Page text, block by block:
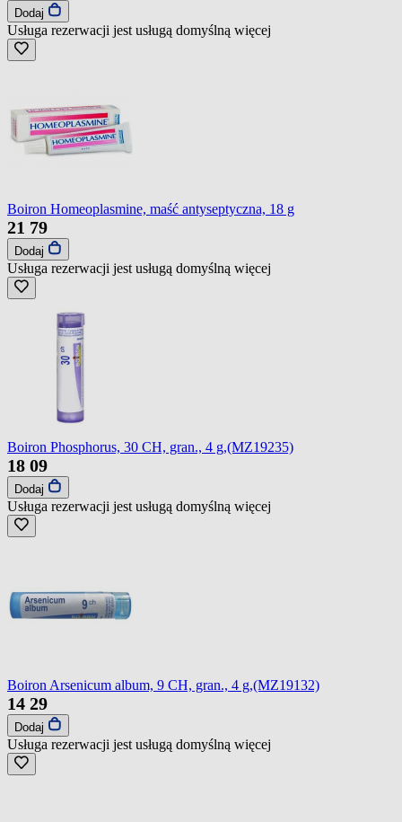
Dodaj
Usługa rezerwacji jest usługą domyślną więcej
Boiron Homeoplasmine, maść antyseptyczna, 18 g
21 79
Dodaj
Usługa rezerwacji jest usługą domyślną więcej
Boiron Phosphorus, 30 CH, gran., 4 g,(MZ19235)
18 09
Dodaj
Usługa rezerwacji jest usługą domyślną więcej
Boiron Arsenicum album, 9 CH, gran., 4 g,(MZ19132)
14 29
Dodaj
Usługa rezerwacji jest usługą domyślną więcej